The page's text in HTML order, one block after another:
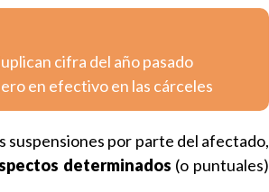
cifra del año pasado
en efectivo en las cárceles
suspensiones por parte del afectado,
determinados (o puntuales)